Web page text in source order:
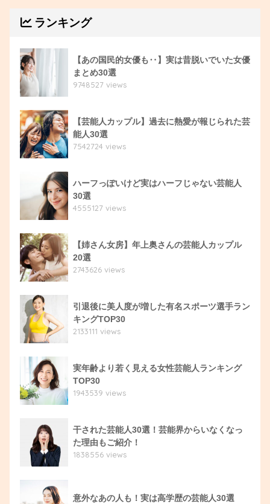
ランキング
【あの国民的女優も‥】実は昔脱いでいた女優
まとめ30選
9748527 views
【芸能人カップル】過去に熱愛が報じられた芸
能人30選
7542724 views
ハーフっぽいけど実はハーフじゃない芸能人
30選
4555127 views
【姉さん女房】年上奥さんの芸能人カップル
20選
2743626 views
引退後に美人度が増した有名スポーツ選手ラン
キングTOP30
2133111 views
実年齢より若く見える女性芸能人ランキング
TOP30
1943539 views
干された芸能人30選！芸能界からいなくなっ
た理由もご紹介！
1838556 views
意外なあの人も！実は高学歴の芸能人30選